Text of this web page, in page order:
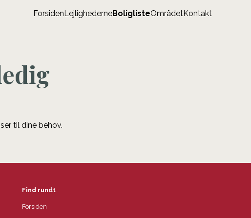
ForsidenLejlighederneBoliglisteOmrådetKontakt
til dine behov.
Find rundt
Forsiden